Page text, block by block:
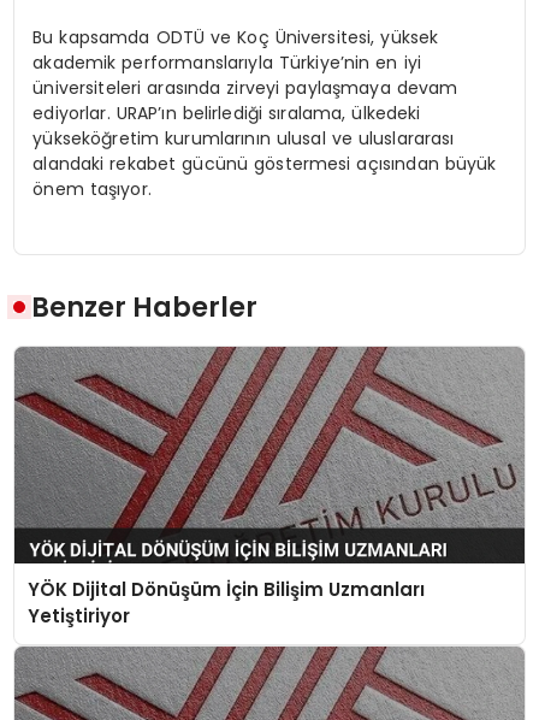
Bu kapsamda ODTÜ ve Koç Üniversitesi, yüksek
akademik performanslarıyla Türkiye’nin en iyi
üniversiteleri arasında zirveyi paylaşmaya devam
ediyorlar. URAP’ın belirlediği sıralama, ülkedeki
yükseköğretim kurumlarının ulusal ve uluslararası
alandaki rekabet gücünü göstermesi açısından büyük
önem taşıyor.
Benzer Haberler
YÖK Dijital Dönüşüm İçin Bilişim Uzmanları
Yetiştiriyor